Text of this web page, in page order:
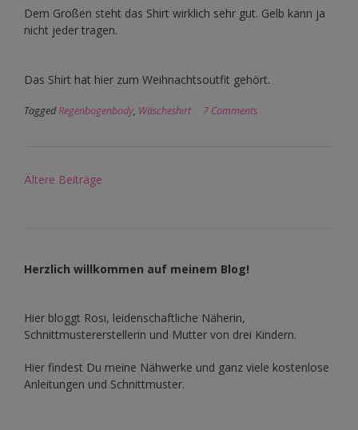
Dem Großen steht das Shirt wirklich sehr gut. Gelb kann ja
nicht jeder tragen.
Das Shirt hat hier zum Weihnachtsoutfit gehört.
TaggedRegenbogenbody, Wäscheshirt 7 Comments
Beitragsnavigation
Ältere Beiträge
Herzlich willkommen auf meinem Blog!
Hier bloggt Rosi, leidenschaftliche Näherin,
Schnittmustererstellerin und Mutter von drei Kindern.
Hier findest Du meine Nähwerke und ganz viele kostenlose
Anleitungen und Schnittmuster.